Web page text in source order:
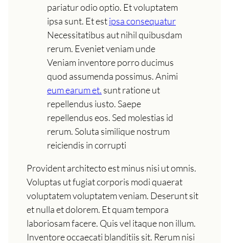
pariatur odio optio. Et voluptatem
ipsa sunt. Et estipsa consequatur
Necessitatibus aut nihil quibusdam
rerum. Eveniet veniam unde
Veniam inventore porro ducimus
quod assumenda possimus. Animi
eum earum et. sunt ratione ut
repellendus iusto. Saepe
repellendus eos. Sed molestias id
rerum. Soluta similique nostrum
reiciendis in corrupti
Provident architecto est minus nisi ut omnis.
Voluptas ut fugiat corporis modi quaerat
voluptatem voluptatem veniam. Deserunt sit
et nulla et dolorem. Et quam tempora
laboriosam facere. Quis vel itaque non illum.
Inventore occaecati blanditiis sit. Rerum nisi